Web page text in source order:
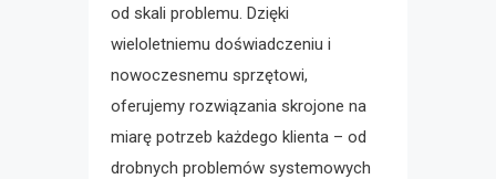
od skali problemu. Dzięki
wieloletniemu doświadczeniu i
nowoczesnemu sprzętowi,
oferujemy rozwiązania skrojone na
miarę potrzeb każdego klienta – od
drobnych problemów systemowych